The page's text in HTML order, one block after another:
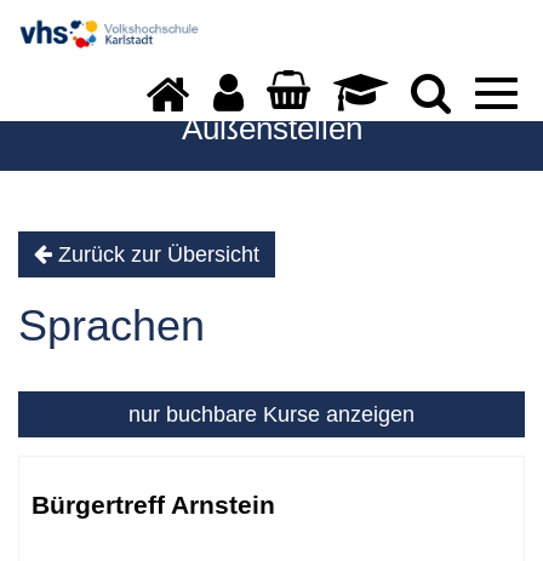
Außenstellen
Zurück zur Übersicht
Sprachen
nur buchbare Kurse anzeigen
Tabellenüberschriften
Bürgertreff Arnstein